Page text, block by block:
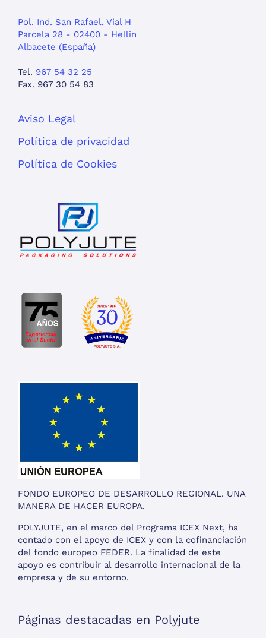
Pol. Ind. San Rafael, Vial H
Parcela 28 - 02400 - Hellin
Albacete (España)
Tel. 967 54 32 25
Fax. 967 30 54 83
Aviso Legal
Política de privacidad
Política de Cookies
FONDO EUROPEO DE DESARROLLO REGIONAL. UNA
MANERA DE HACER EUROPA.
POLYJUTE, en el marco del Programa ICEX Next, ha
contado con el apoyo de ICEX y con la cofinanciación
del fondo europeo FEDER. La finalidad de este
apoyo es contribuir al desarrollo internacional de la
empresa y de su entorno.
Páginas destacadas en Polyjute